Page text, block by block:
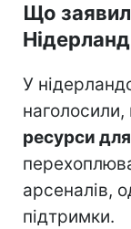
Що
У
ресурси
арсеналів,
підтримки.